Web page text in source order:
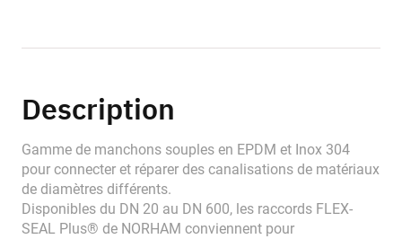
Description
Gamme de manchons souples en EPDM et Inox 304
pour connecter et réparer des canalisations de matériaux
de diamètres différents.
Disponibles du DN 20 au DN 600, les raccords FLEX-
SEAL Plus® de NORHAM conviennent pour